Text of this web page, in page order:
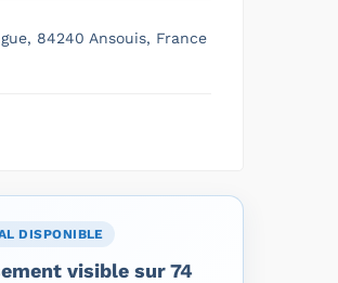
84240 Ansouis, France
DISPONIBLE
visible sur 74